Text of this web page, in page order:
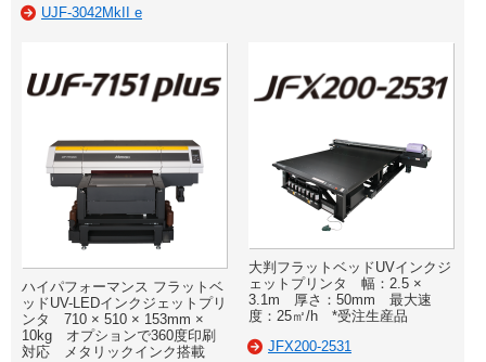
UJF-3042MkII e
ハイパフォーマンス フラットベ
ッドUV-LEDインクジェットプリ
ンタ 710 × 510 × 153mm ×
10kg オプションで360度印刷
対応 メタリックインク搭載
大判フラットベッドUVインクジ
ェットプリンタ 幅：2.5 ×
3.1m 厚さ：50mm 最大速
度：25㎡/h *受注生産品
JFX200-2531